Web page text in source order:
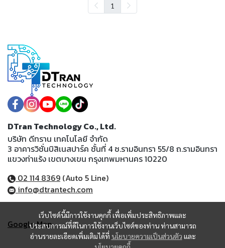
1
เว็บไซต์นี้มีการใช้งานคุกกี้ เพื่อเพิ่มประสิทธิภาพและ
ประสบการณ์ที่ดีในการใช้งานเว็บไซต์ของท่าน ท่านสามารถ
อ่านรายละเอียดเพิ่มเติมได้ที่ นโยบายความเป็นส่วนตัว และ
DTran Technology Co., Ltd.
บริษัท ดีทราน เทคโนโลยี จำกัด
3 อาคารวิชั่นบิสิเนสปาร์ค ชั้นที่ 4 ซ.รามอินทรา 55/8 ถ.รามอินทรา
แขวงท่าแร้ง เขตบางเขน กรุงเทพมหานคร 10220
02 114 8369 (Auto 5 Line)
info@dtrantech.com
Google Map